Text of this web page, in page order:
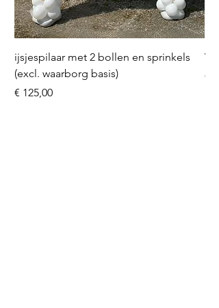
ijsjespilaar met 2 bollen en sprinkels
(excl. waarborg basis)
Prijs
€ 125,00
Prijs
€